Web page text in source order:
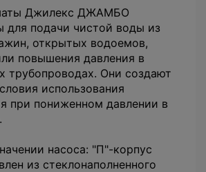
Джилекс ДЖАМБО
для подачи чистой воды из
открытых водоемов,
повышения давления в
трубопроводах. Они создают
использования
при пониженном давлении в
насоса: "П"-корпус
из стеклонаполненного